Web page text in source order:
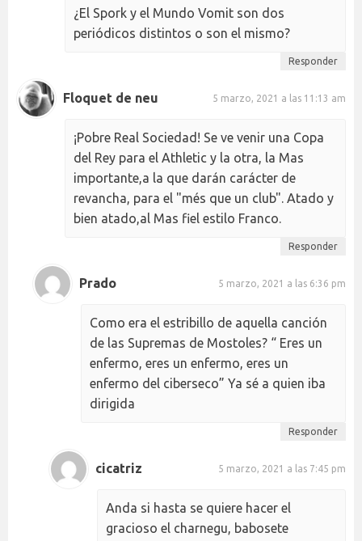
¿El Spork y el Mundo Vomit son dos
periódicos distintos o son el mismo?
Responder
Floquet de neu 5 marzo, 2021 a las 11:13 am
¡Pobre Real Sociedad! Se ve venir una Copa
del Rey para el Athletic y la otra, la Mas
importante,a la que darán carácter de
revancha, para el "més que un club". Atado y
bien atado,al Mas fiel estilo Franco.
Responder
Prado 5 marzo, 2021 a las 6:36 pm
Como era el estribillo de aquella canción
de las Supremas de Mostoles? “ Eres un
enfermo, eres un enfermo, eres un
enfermo del ciberseco” Ya sé a quien iba
dirigida
Responder
cicatriz 5 marzo, 2021 a las 7:45 pm
Anda si hasta se quiere hacer el
gracioso el charnegu, babosete